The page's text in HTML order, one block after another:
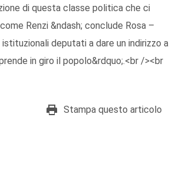
di questa classe politica che ci
Renzi &ndash; conclude Rosa –
deputati a dare un indirizzo a
in giro il popolo&rdquo;.<br /><br
Stampa questo articolo